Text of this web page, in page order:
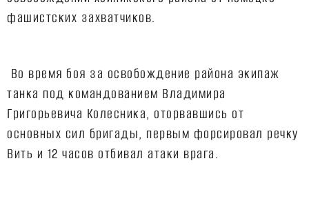
фашистских захватчиков.
Во время боя за освобождение района экипаж
танка под командованием Владимира
Григорьевича Колесника, оторвавшись от
основных сил бригады, первым форсировал речку
Вить и 12 часов отбивал атаки врага.